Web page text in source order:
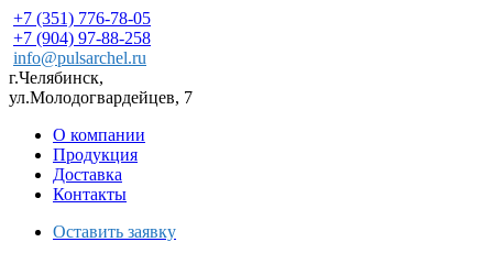
+7 (351) 776-78-05
+7 (904) 97-88-258
info@pulsarchel.ru
г.Челябинск,
ул.Молодогвардейцев, 7
О компании
Продукция
Доставка
Контакты
Оставить заявку